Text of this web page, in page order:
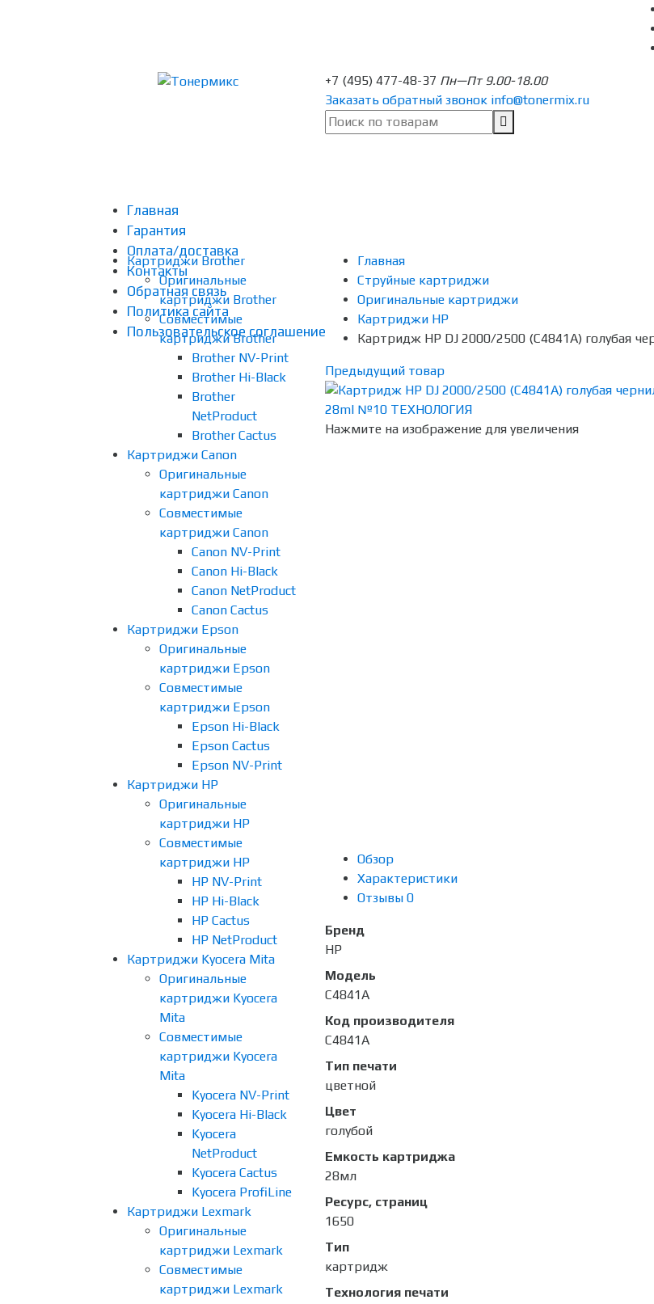
+7 (495) 477-48-37 Пн—Пт 9.00-18.00
Заказать обратный звонок info@tonermix.ru
Главная
Гарантия
Оплата/доставка
Контакты
Обратная связь
Политика сайта
Пользовательское соглашение
Картриджи Brother
Оригинальные
картриджи Brother
Совместимые
картриджи Brother
Brother NV-Print
Brother Hi-Black
Brother
NetProduct
Brother Cactus
Картриджи Canon
Оригинальные
картриджи Canon
Совместимые
картриджи Canon
Canon NV-Print
Canon Hi-Black
Canon NetProduct
Canon Cactus
Картриджи Epson
Оригинальные
картриджи Epson
Совместимые
картриджи Epson
Epson Hi-Black
Epson Cactus
Epson NV-Print
Картриджи HP
Оригинальные
картриджи HP
Совместимые
картриджи HP
HP NV-Print
HP Hi-Black
HP Cactus
HP NetProduct
Картриджи Kyocera Mita
Оригинальные
картриджи Kyocera
Mita
Совместимые
картриджи Kyocera
Mita
Kyocera NV-Print
Kyocera Hi-Black
Kyocera
NetProduct
Kyocera Cactus
Kyocera ProfiLine
Картриджи Lexmark
Оригинальные
картриджи Lexmark
Совместимые
картриджи Lexmark
Главная
Струйные картриджи
Оригинальные картриджи
Картриджи HP
Картридж HP DJ 2000/2500 (C4841A) голубая
Предыдущий товар
Нажмите на изображение для увеличения
Обзор
Характеристики
Отзывы 0
Бренд
HP
Модель
C4841A
Код производителя
C4841A
Тип печати
цветной
Цвет
голубой
Емкость картриджа
28мл
Ресурс, страниц
1650
Тип
картридж
Технология печати